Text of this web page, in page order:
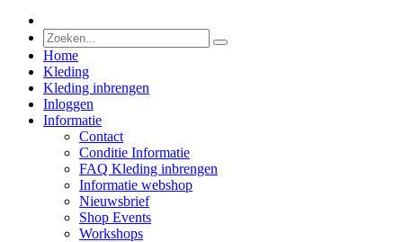
Home
Kleding
Kleding inbrengen
Inloggen
Informatie
Contact
Conditie Informatie
FAQ Kleding inbrengen
Informatie webshop
Nieuwsbrief
Shop Events
Workshops